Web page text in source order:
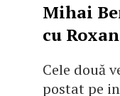
Mihai
cu
Cele două
postat pe